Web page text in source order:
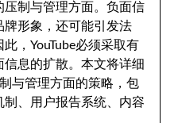
制与管理方面。负面信
牌形象，还可能引发法
，YouTube必须采取有
息的扩散。本文将详细
与管理方面的策略，包
、用户报告系统、内容